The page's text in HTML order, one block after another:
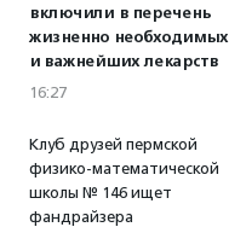
включили в перечень
жизненно необходимых
и важнейших лекарств
16:27
Клуб друзей пермской
физико-математической
школы № 146 ищет
фандрайзера